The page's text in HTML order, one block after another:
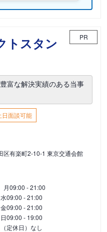
トスタン
PR
富な解決実績のある当事
日面談可能
区有楽町2-10-1 東京交通会館
月09:00 - 21:00
水09:00 - 21:00
金09:00 - 21:00
日09:00 - 19:00
（定休日）なし